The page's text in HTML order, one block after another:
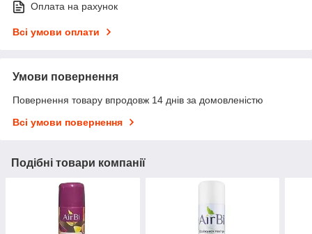
Оплата на рахунок
Всі умови оплати
Умови повернення
Повернення товару впродовж 14 днів за домовленістю
Всі умови повернення
Подібні товари компанії